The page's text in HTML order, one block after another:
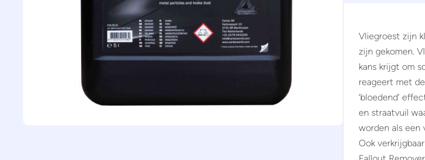
Vliegroest zijn
zijn gekomen.
kans krijgt om
reageert met
‘bloedend’
en straatvuil
worden als een
Ook